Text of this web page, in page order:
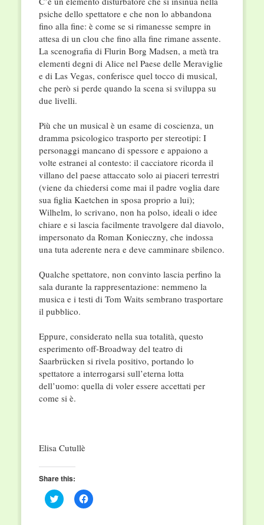
psiche dello spettatore e che non lo abbandona
fino alla fine: è come se si rimanesse sempre in
attesa di un clou che fino alla fine rimane assente.
La scenografia di Flurin Borg Madsen, a metà tra
elementi degni di Alice nel Paese delle Meraviglie
e di Las Vegas, conferisce quel tocco di musical,
che però si perde quando la scena si sviluppa su
due livelli.
Più che un musical è un esame di coscienza, un
dramma psicologico trasporto per stereotipi: I
personaggi mancano di spessore e appaiono a
volte estranei al contesto: il cacciatore ricorda il
villano del paese attaccato solo ai piaceri terrestri
(viene da chiedersi come mai il padre voglia dare
sua figlia Kaetchen in sposa proprio a lui);
Wilhelm, lo scrivano, non ha polso, ideali o idee
chiare e si lascia facilmente travolgere dal diavolo,
impersonato da Roman Konieczny, che indossa
una tuta aderente nera e deve camminare sbilenco.
Qualche spettatore, non convinto lascia perfino la
sala durante la rappresentazione: nemmeno la
musica e i testi di Tom Waits sembrano trasportare
il pubblico.
Eppure, considerato nella sua totalità, questo
esperimento off-Broadway del teatro di
Saarbrücken si rivela positivo, portando lo
spettatore a interrogarsi sull’eterna lotta
dell’uomo: quella di voler essere accettati per
come si è.
Elisa Cutullè
Share this:
Click
to
Click
to